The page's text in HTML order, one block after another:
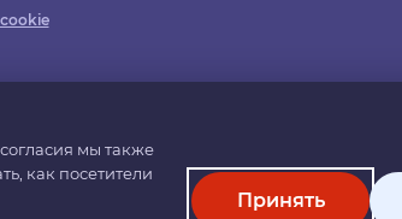
мы также
как посетители
Принять